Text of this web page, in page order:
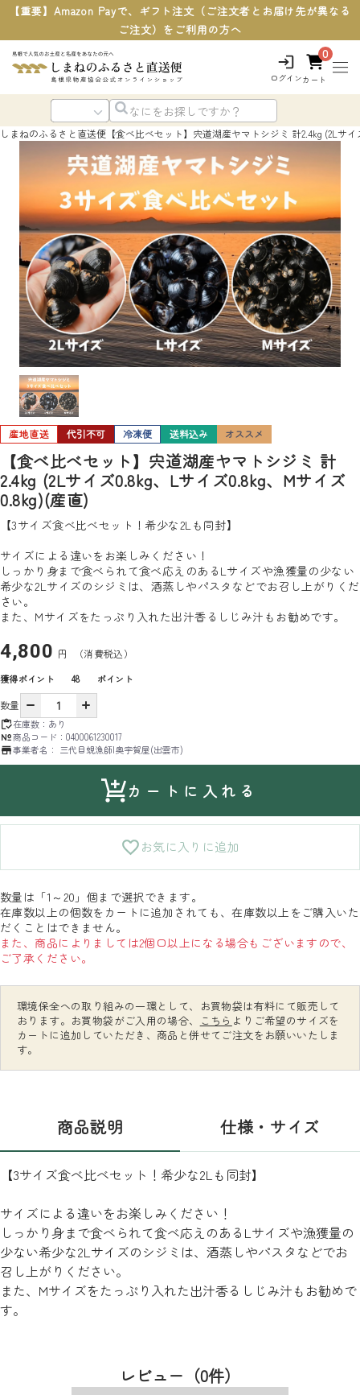
【重要】Amazon Payで、ギフト注文（ご注文者とお届け先が異なる
ご注文）をご利用の方へ
ログイン
0
カート
しまねのふるさと直送便 【食べ比べセット】宍道湖産ヤマトシジミ 計2.4kg (2Lサ
産地直送 代引不可 冷凍便 送料込み オススメ
【食べ比べセット】宍道湖産ヤマトシジミ 計
2.4kg (2Lサイズ0.8kg、Lサイズ0.8kg、Mサイズ
0.8kg)(産直)
【3サイズ食べ比べセット！希少な2Lも同封】
サイズによる違いをお楽しみください！
しっかり身まで食べられて食べ応えのあるLサイズや漁獲量の少ない
希少な2Lサイズのシジミは、酒蒸しやパスタなどでお召し上がりくだ
さい。
また、Mサイズをたっぷり入れた出汁香るしじみ汁もお勧めです。
4,800 円 （消費税込）
獲得ポイント 48 ポイント
数量
在庫数： あり
商品コード： 0400061230017
事業者名： 三代目蜆漁師|奥宇賀屋(出雲市)
カートに入れる
お気に入りに追加
数量は「1～20」個まで選択できます。
在庫数以上の個数をカートに追加されても、在庫数以上をご購入いた
だくことはできません。
また、商品によりましては2個口以上になる場合もございますので、
ご了承ください。
環境保全への取り組みの一環として、お買物袋は有料にて販売して
おります。お買物袋がご入用の場合、
こちら よりご希望のサイズを
カートに追加していただき、商品と併せてご注文をお願いいたしま
す。
商品説明 仕様・サイズ
【3サイズ食べ比べセット！希少な2Lも同封】
サイズによる違いをお楽しみください！
しっかり身まで食べられて食べ応えのあるLサイズや漁獲量の
少ない希少な2Lサイズのシジミは、酒蒸しやパスタなどでお
召し上がりください。
また、Mサイズをたっぷり入れた出汁香るしじみ汁もお勧めで
す。
レビュー（0件）